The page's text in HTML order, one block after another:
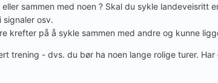
eller sammen med noen ? Skal du sykle
signaler osv.
krefter på å sykle sammen med andre og kunne
trening - dvs. du bør ha noen lange rolige turer.